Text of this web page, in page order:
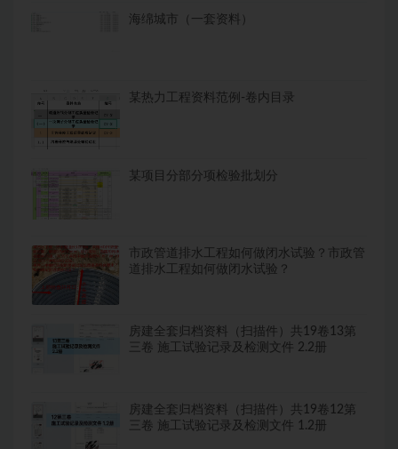
海绵城市（一套资料）
某热力工程资料范例-卷内目录
某项目分部分项检验批划分
市政管道排水工程如何做闭水试验？市政管
道排水工程如何做闭水试验？
房建全套归档资料（扫描件）共19卷13第
三卷 施工试验记录及检测文件 2.2册
房建全套归档资料（扫描件）共19卷12第
三卷 施工试验记录及检测文件 1.2册